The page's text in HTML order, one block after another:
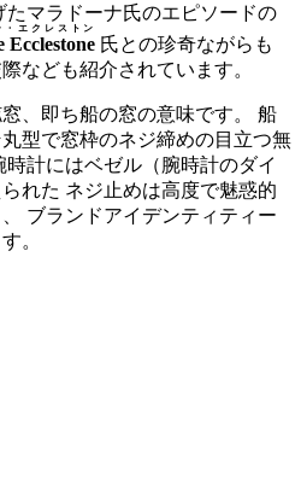
たマラドーナ氏のエピソードの
Ecclestone
・エクレストン
氏との珍奇ながらも
なども紹介されています。
、即ち船の窓の意味です。 船
型で窓枠のネジ締めの目立つ無
計にはベゼル（腕時計のダイ
れた ネジ止めは高度で魅惑的
ブランドアイデンティティー
。